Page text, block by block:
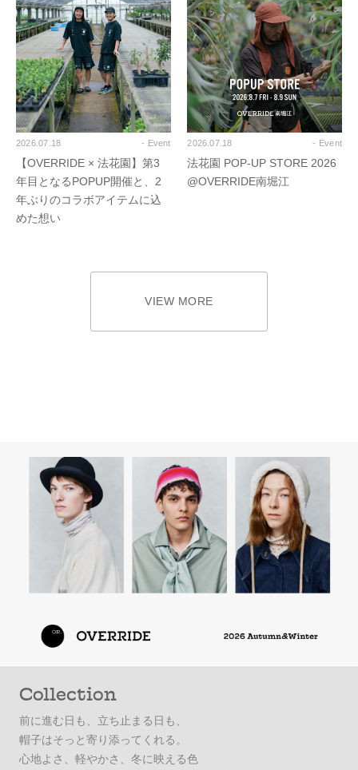
2026.07.18 - Event
【OVERRIDE × 法花園】第3
年目となるPOPUP開催と、2
年ぶりのコラボアイテムに込
めた想い
2026.07.18 - Event
法花園 POP-UP STORE 2026
@OVERRIDE南堀江
VIEW MORE
Collection
前に進む日も、立ち止まる日も、
帽子はそっと寄り添ってくれる。
心地よさ、軽やかさ、冬に映える色